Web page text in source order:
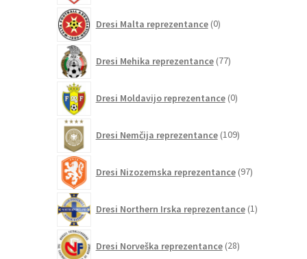
Dresi Malta reprezentance 0izdelkov
Dresi Mehika reprezentance 77izdelkov
Dresi Moldavijo reprezentance 0izdelkov
Dresi Nemčija reprezentance 109izdelkov
Dresi Nizozemska reprezentance 97izdelkov
Dresi Northern Irska reprezentance 1izdelek
Dresi Norveška reprezentance 28izdelkov